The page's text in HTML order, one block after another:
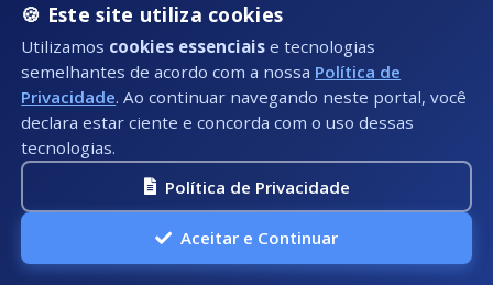
A.P.I Soluções
🍪 Este site utiliza cookies
Utilizamos cookies essenciais e tecnologias
semelhantes de acordo com a nossa Política de
Privacidade. Ao continuar navegando neste portal, você
declara estar ciente e concorda com o uso dessas
tecnologias.
Política de Privacidade
Aceitar e Continuar